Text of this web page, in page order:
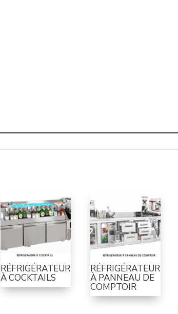
RÉFRIGÉRATEUR
À COCKTAILS
RÉFRIGÉRATEUR
À PANNEAU DE
COMPTOIR